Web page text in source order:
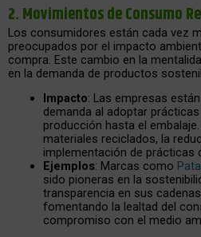
2.Movimientos de Consumo
Los consumidores están cada vez
preocupados por el impacto
compra. Este cambio en la
en la demanda de productos
Impacto: Las empresas
demanda al adoptar
producción hasta el
materiales reciclados, la
implementación de prácticas
Ejemplos: Marcas como
sido pioneras en la
transparencia en sus
fomentando la lealtad del
compromiso con el medio